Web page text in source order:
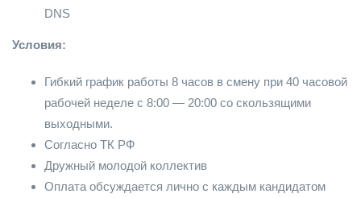
DNS
Условия:
Гибкий график работы 8 часов в смену при 40 часовой
рабочей неделе с 8:00 — 20:00 со скользящими
выходными.
Согласно ТК РФ
Дружный молодой коллектив
Оплата обсуждается лично с каждым кандидатом